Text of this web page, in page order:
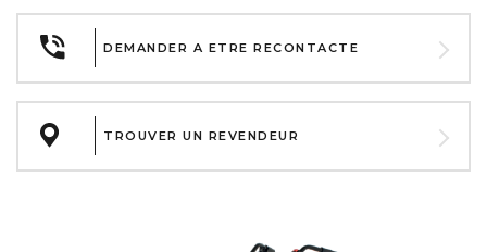
DEMANDER A ETRE RECONTACTE
TROUVER UN REVENDEUR